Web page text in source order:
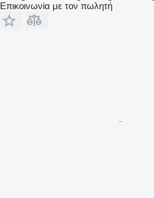
Επικοινωνία με τον πωλητή